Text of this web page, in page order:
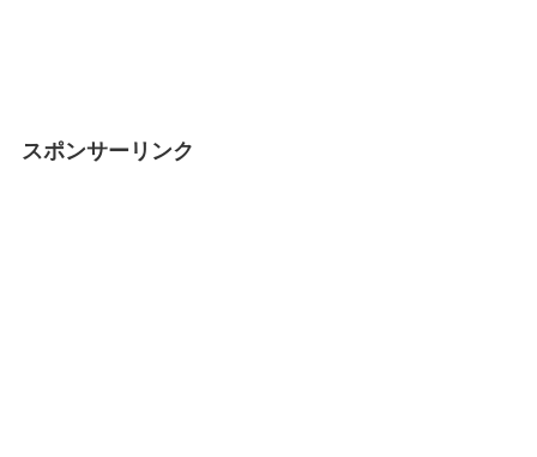
スポンサーリンク